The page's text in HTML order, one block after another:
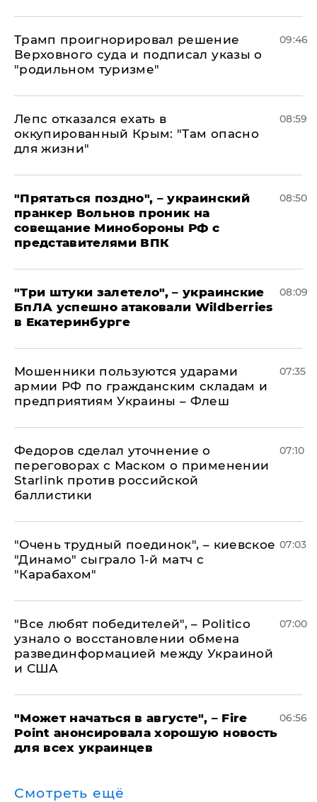
Трамп проигнорировал решение
Верховного суда и подписал указы о
"родильном туризме"
09:46
Лепс отказался ехать в
оккупированный Крым: "Там опасно
для жизни"
08:59
"Прятаться поздно", – украинский
пранкер Вольнов проник на
совещание Минобороны РФ с
представителями ВПК
08:50
"Три штуки залетело", – украинские
БпЛА успешно атаковали Wildberries
в Екатеринбурге
08:09
Мошенники пользуются ударами
армии РФ по гражданским складам и
предприятиям Украины – Флеш
07:35
Федоров сделал уточнение о
переговорах с Маском о применении
Starlink против российской
баллистики
07:10
"Очень трудный поединок", – киевское
"Динамо" сыграло 1-й матч с
"Карабахом"
07:03
​"Все любят победителей", – Politico
узнало о восстановлении обмена
развединформацией между Украиной
и США
07:00
"Может начаться в августе", – Fire
Point анонсировала хорошую новость
для всех украинцев
06:56
Смотреть ещё